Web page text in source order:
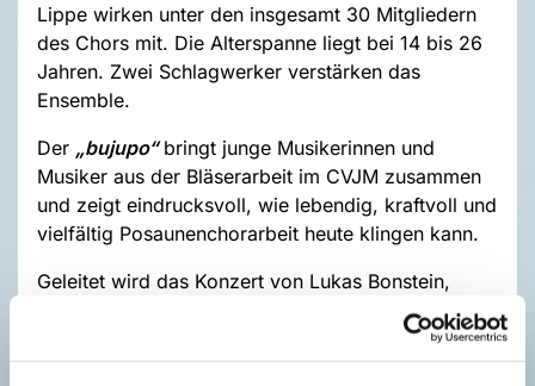
Lippe wirken unter den insgesamt 30 Mitgliedern
des Chors mit. Die Alterspanne liegt bei 14 bis 26
Jahren. Zwei Schlagwerker verstärken das
Ensemble.
Der „bujupo“bringt junge Musikerinnen und
Musiker aus der Bläserarbeit im CVJM zusammen
und zeigt eindrucksvoll, wie lebendig, kraftvoll und
vielfältig Posaunenchorarbeit heute klingen kann.
Geleitet wird das Konzert von Lukas Bonstein,
Klaus-Peter Diehl, Andreas Form, Karin Madita
Jahn und Andreas Tetkov. Das Konzert beginnt um
17.00 Uhr in der Matthäuskirche Löhne-Mahnen,